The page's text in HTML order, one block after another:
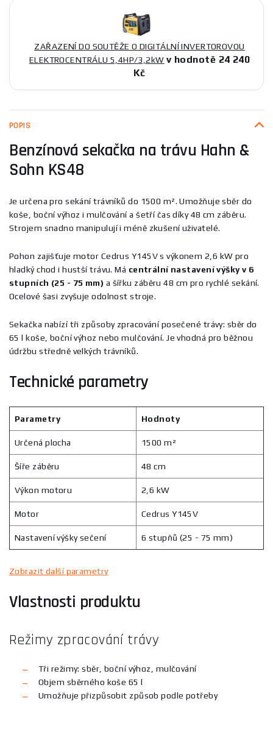
ZAŘAZENÍ DO SOUTĚŽE O DIGITÁLNÍ INVERTOROVOU
ELEKTROCENTRÁLU 5,4HP/3,2kW v hodnotě 24 240
Kč
POPIS
Benzínová sekačka na trávu Hahn &
Sohn KS48
Je určena pro sekání trávníků do 1500 m². Umožňuje sběr do
koše, boční výhoz i mulčování a šetří čas díky 48 cm záběru.
Strojem snadno manipulují i méně zkušení uživatelé.
Pohon zajišťuje motor Cedrus Y145V s výkonem 2,6 kW pro
hladký chod i hustší trávu. Má centrální nastavení výšky v 6
stupních (25 - 75 mm) a šířku záběru 48 cm pro rychlé sekání.
Ocelové šasi zvyšuje odolnost stroje.
Sekačka nabízí tři způsoby zpracování posečené trávy: sběr do
65 l koše, boční výhoz nebo mulčování. Je vhodná pro běžnou
údržbu středně velkých trávníků.
Technické parametry
Parametry Hodnoty
Určená plocha 1500 m²
Šíře záběru 48 cm
Výkon motoru 2,6 kW
Motor Cedrus Y145V
Nastavení výšky sečení 6 stupňů (25 - 75 mm)
Zobrazit další parametry
Vlastnosti produktu
Režimy zpracování trávy
Tři režimy: sběr, boční výhoz, mulčování
Objem sběrného koše 65 l
Umožňuje přizpůsobit způsob podle potřeby